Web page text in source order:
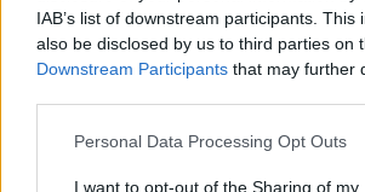
IAB’s list of downstream participants. This
also be disclosed by us to third parties on
Downstream Participants that may further
Please note that this website/app uses
not limited to your visit or usage
Personal Data Processing Opt Outs
I want to opt-out of the Sharing of my
birtokában van olyan
„véleményes javaslat”), amely
vizsgálatot tagad meg, és amelyen
főosztályvezető aláírása szerepel.
a jogosultságot az adózás rendjéről
egyértelműen a NAV elnökéhez